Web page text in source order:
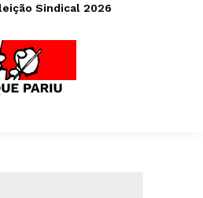
Sindical 2026